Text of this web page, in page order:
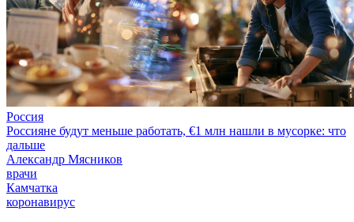
Россия
Россияне будут меньше работать, €1 млн нашли в мусорке: что
дальше
Александр Мясников
врачи
Камчатка
коронавирус